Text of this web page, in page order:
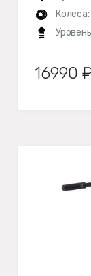
Колеса:
16990